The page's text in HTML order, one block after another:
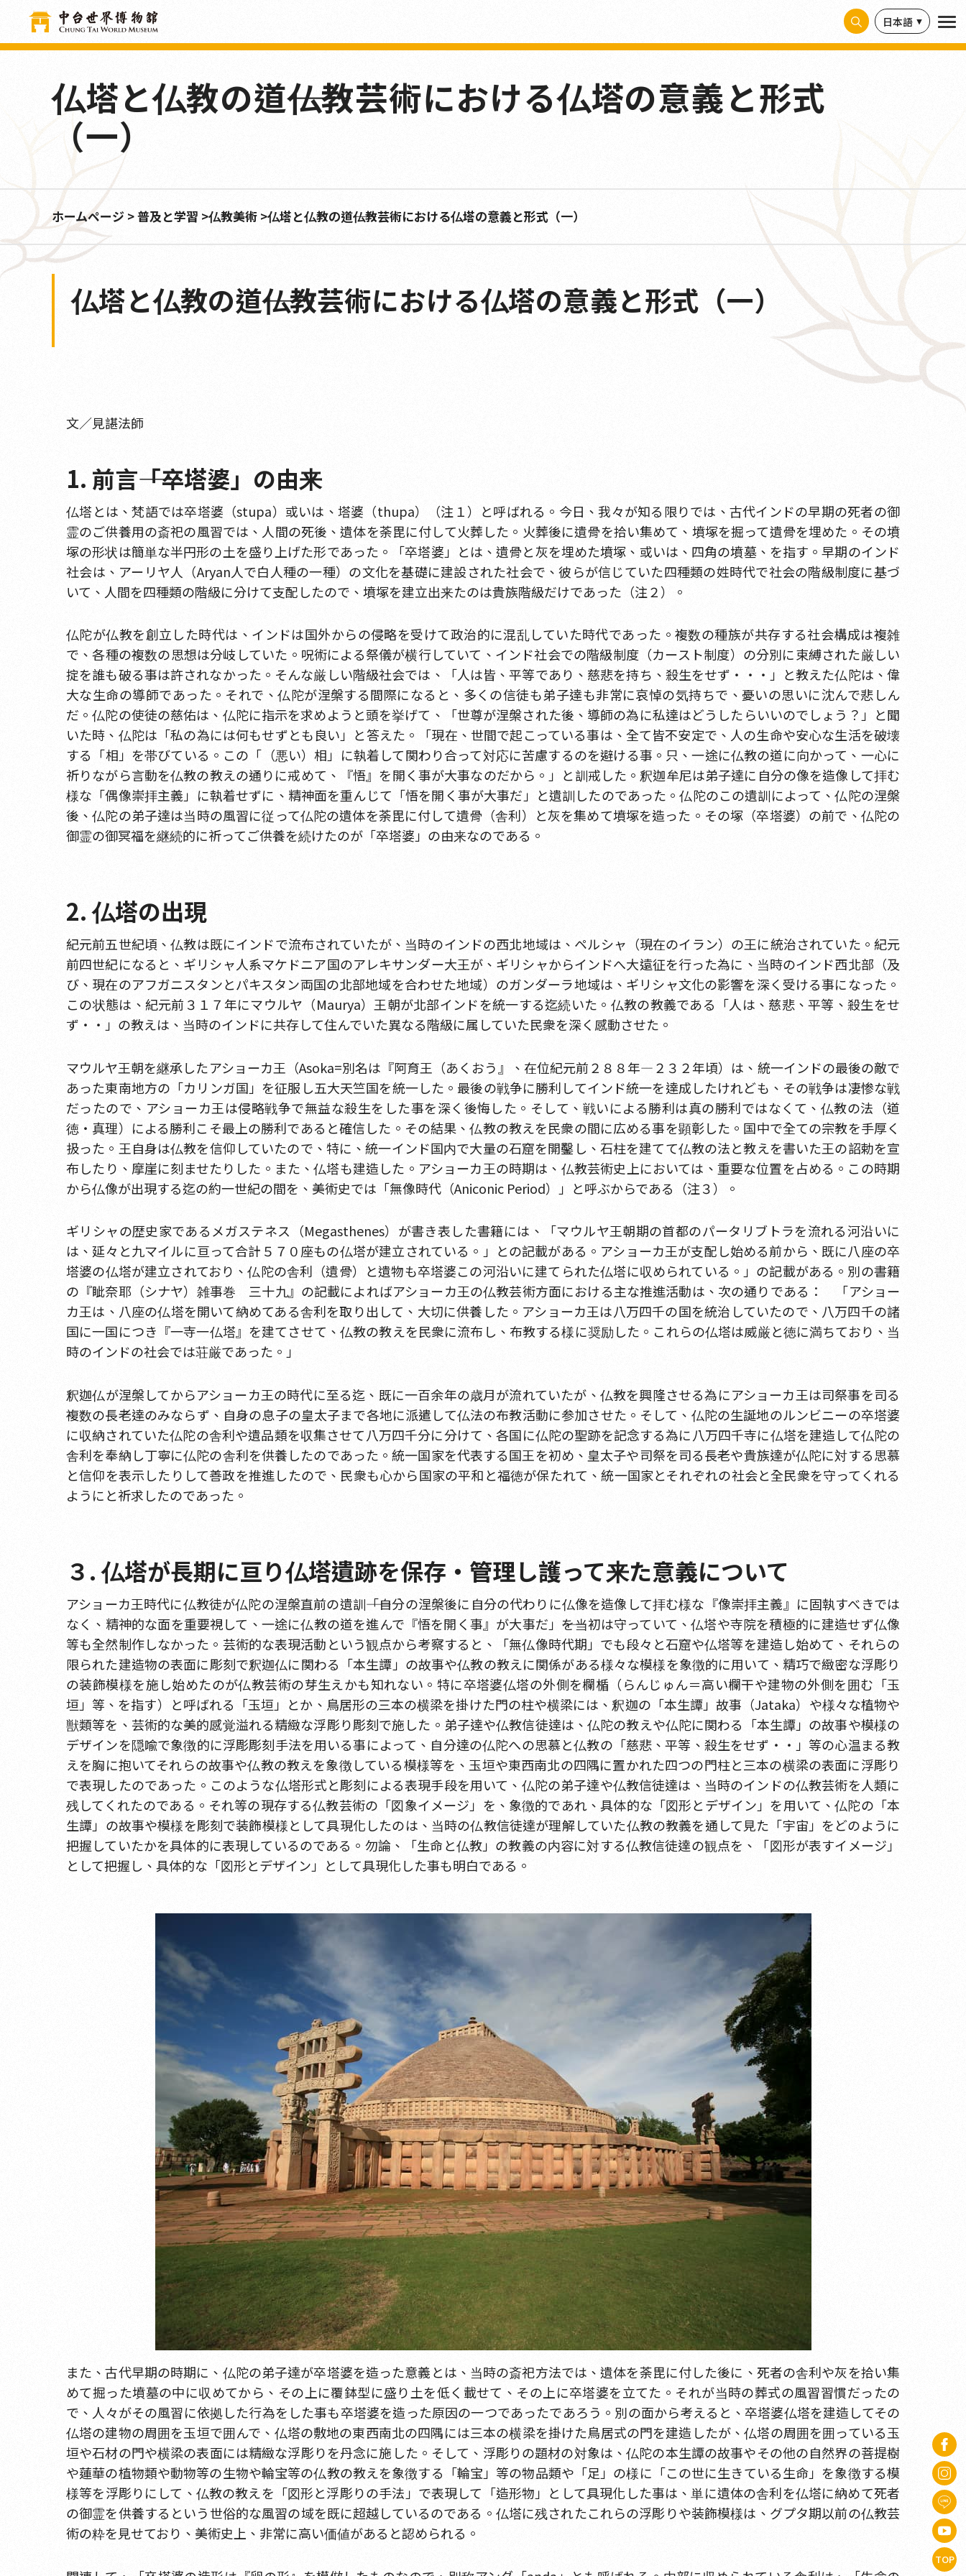
日本語
仏塔と仏教の道――仏教芸術における仏塔の意義と形式
（一）
ホームページ 普及と学習 仏教美術 仏塔と仏教の道――仏教芸術における仏塔の意義と形式（一）
仏塔と仏教の道――仏教芸術における仏塔の意義と形式（一）
文／見諶法師
1. 前言――「卒塔婆」の由来
仏塔とは、梵語では卒塔婆（stupa）或いは、塔婆（thupa）（注１）と呼ばれる。今日、我々が知る限りでは、古代インドの早期の死者の御
霊のご供養用の斎祀の風習では、人間の死後、遺体を荼毘に付して火葬した。火葬後に遺骨を拾い集めて、墳塚を掘って遺骨を埋めた。その墳
塚の形状は簡単な半円形の土を盛り上げた形であった。「卒塔婆」とは、遺骨と灰を埋めた墳塚、或いは、四角の墳墓、を指す。早期のインド
社会は、アーリヤ人（Aryan人で白人種の一種）の文化を基礎に建設された社会で、彼らが信じていた四種類の姓時代で社会の階級制度に基づ
いて、人間を四種類の階級に分けて支配したので、墳塚を建立出来たのは貴族階級だけであった（注２）。
仏陀が仏教を創立した時代は、インドは国外からの侵略を受けて政治的に混乱していた時代であった。複数の種族が共存する社会構成は複雑
で、各種の複数の思想は分岐していた。呪術による祭儀が横行していて、インド社会での階級制度（カースト制度）の分別に束縛された厳しい
掟を誰も破る事は許されなかった。そんな厳しい階級社会では、「人は皆、平等であり、慈悲を持ち、殺生をせず・・・」と教えた仏陀は、偉
大な生命の導師であった。それで、仏陀が涅槃する間際になると、多くの信徒も弟子達も非常に哀悼の気持ちで、憂いの思いに沈んで悲しん
だ。仏陀の使徒の慈佑は、仏陀に指示を求めようと頭を挙げて、「世尊が涅槃された後、導師の為に私達はどうしたらいいのでしょう？」と聞
いた時、仏陀は「私の為には何もせずとも良い」と答えた。「現在、世間で起こっている事は、全て皆不安定で、人の生命や安心な生活を破壊
する「相」を帯びている。この「（悪い）相」に執着して関わり合って対応に苦慮するのを避ける事。只、一途に仏教の道に向かって、一心に
祈りながら言動を仏教の教えの通りに戒めて、『悟』を開く事が大事なのだから。」と訓戒した。釈迦牟尼は弟子達に自分の像を造像して拝む
様な「偶像崇拝主義」に執着せずに、精神面を重んじて「悟を開く事が大事だ」と遺訓したのであった。仏陀のこの遺訓によって、仏陀の涅槃
後、仏陀の弟子達は当時の風習に従って仏陀の遺体を荼毘に付して遺骨（舎利）と灰を集めて墳塚を造った。その塚（卒塔婆）の前で、仏陀の
御霊の御冥福を継続的に祈ってご供養を続けたのが「卒塔婆」の由来なのである。
2. 仏塔の出現
紀元前五世紀頃、仏教は既にインドで流布されていたが、当時のインドの西北地域は、ペルシャ（現在のイラン）の王に統治されていた。紀元
前四世紀になると、ギリシャ人系マケドニア国のアレキサンダー大王が、ギリシャからインドへ大遠征を行った為に、当時のインド西北部（及
び、現在のアフガニスタンとパキスタン両国の北部地域を合わせた地域）のガンダーラ地域は、ギリシャ文化の影響を深く受ける事になった。
この状態は、紀元前３１７年にマウルヤ（Maurya）王朝が北部インドを統一する迄続いた。仏教の教義である「人は、慈悲、平等、殺生をせ
ず・・」の教えは、当時のインドに共存して住んでいた異なる階級に属していた民衆を深く感動させた。
マウルヤ王朝を継承したアショーカ王（Asoka=別名は『阿育王（あくおう』、在位紀元前２８８年―２３２年頃）は、統一インドの最後の敵で
あった東南地方の「カリンガ国」を征服し五大天竺国を統一した。最後の戦争に勝利してインド統一を達成したけれども、その戦争は凄惨な戦
だったので、アショーカ王は侵略戦争で無益な殺生をした事を深く後悔した。そして、戦いによる勝利は真の勝利ではなくて、仏教の法（道
徳・真理）による勝利こそ最上の勝利であると確信した。その結果、仏教の教えを民衆の間に広める事を顕彰した。国中で全ての宗教を手厚く
扱った。王自身は仏教を信仰していたので、特に、統一インド国内で大量の石窟を開鑿し、石柱を建てて仏教の法と教えを書いた王の詔勅を宣
布したり、摩崖に刻ませたりした。また、仏塔も建造した。アショーカ王の時期は、仏教芸術史上においては、重要な位置を占める。この時期
から仏像が出現する迄の約一世紀の間を、美術史では「無像時代（Aniconic Period）」と呼ぶからである（注３）。
ギリシャの歴史家であるメガステネス（Megasthenes）が書き表した書籍には、「マウルヤ王朝期の首都のパータリブトラを流れる河沿いに
は、延々と九マイルに亘って合計５７０座もの仏塔が建立されている。」との記載がある。アショーカ王が支配し始める前から、既に八座の卒
塔婆の仏塔が建立されており、仏陀の舎利（遺骨）と遺物も卒塔婆この河沿いに建てられた仏塔に収められている。」の記載がある。別の書籍
の『眦奈耶（シナヤ）雑事巻 三十九』の記載によればアショーカ王の仏教芸術方面における主な推進活動は、次の通りである： 「アショー
カ王は、八座の仏塔を開いて納めてある舎利を取り出して、大切に供養した。アショーカ王は八万四千の国を統治していたので、八万四千の諸
国に一国につき『一寺一仏塔』を建てさせて、仏教の教えを民衆に流布し、布教する様に奨励した。これらの仏塔は威厳と徳に満ちており、当
時のインドの社会では荘厳であった。」
釈迦仏が涅槃してからアショーカ王の時代に至る迄、既に一百余年の歳月が流れていたが、仏教を興隆させる為にアショーカ王は司祭事を司る
複数の長老達のみならず、自身の息子の皇太子まで各地に派遣して仏法の布教活動に参加させた。そして、仏陀の生誕地のルンビニーの卒塔婆
に収納されていた仏陀の舎利や遺品類を収集させて八万四千分に分けて、各国に仏陀の聖跡を記念する為に八万四千寺に仏塔を建造して仏陀の
舎利を奉納し丁寧に仏陀の舎利を供養したのであった。統一国家を代表する国王を初め、皇太子や司祭を司る長老や貴族達が仏陀に対する思慕
と信仰を表示したりして善政を推進したので、民衆も心から国家の平和と福徳が保たれて、統一国家とそれぞれの社会と全民衆を守ってくれる
ようにと祈求したのであった。
３. 仏塔が長期に亘り仏塔遺跡を保存・管理し護って来た意義について
アショーカ王時代に仏教徒が仏陀の涅槃直前の遺訓――「自分の涅槃後に自分の代わりに仏像を造像して拝む様な『像崇拝主義』に固執すべきでは
なく、精神的な面を重要視して、一途に仏教の道を進んで『悟を開く事』が大事だ」――を当初は守っていて、仏塔や寺院を積極的に建造せず仏像
等も全然制作しなかった。芸術的な表現活動という観点から考察すると、「無仏像時代期」でも段々と石窟や仏塔等を建造し始めて、それらの
限られた建造物の表面に彫刻で釈迦仏に関わる「本生譚」の故事や仏教の教えに関係がある様々な模様を象徴的に用いて、精巧で緻密な浮彫り
の装飾模様を施し始めたのが仏教芸術の芽生えかも知れない。特に卒塔婆仏塔の外側を欄楯（らんじゅん＝高い欄干や建物の外側を囲む「玉
垣」等、を指す）と呼ばれる「玉垣」とか、鳥居形の三本の横梁を掛けた門の柱や横梁には、釈迦の「本生譚」故事（Jataka）や様々な植物や
獣類等を、芸術的な美的感覚溢れる精緻な浮彫り彫刻で施した。弟子達や仏教信徒達は、仏陀の教えや仏陀に関わる「本生譚」の故事や模様の
デザインを隠喩で象徴的に浮彫彫刻手法を用いる事によって、自分達の仏陀への思慕と仏教の「慈悲、平等、殺生をせず・・」等の心温まる教
えを胸に抱いてそれらの故事や仏教の教えを象徴している模様等を、玉垣や東西南北の四隅に置かれた四つの門柱と三本の横梁の表面に浮彫り
で表現したのであった。このような仏塔形式と彫刻による表現手段を用いて、仏陀の弟子達や仏教信徒達は、当時のインドの仏教芸術を人類に
残してくれたのである。それ等の現存する仏教芸術の「図象イメージ」を、象徴的であれ、具体的な「図形とデザイン」を用いて、仏陀の「本
生譚」の故事や模様を彫刻で装飾模様として具現化したのは、当時の仏教信徒達が理解していた仏教の教義を通して見た「宇宙」をどのように
把握していたかを具体的に表現しているのである。勿論、「生命と仏教」の教義の内容に対する仏教信徒達の観点を、「図形が表すイメージ」
として把握し、具体的な「図形とデザイン」として具現化した事も明白である。
また、古代早期の時期に、仏陀の弟子達が卒塔婆を造った意義とは、当時の斎祀方法では、遺体を荼毘に付した後に、死者の舎利や灰を拾い集
めて掘った墳墓の中に収めてから、その上に覆鉢型に盛り土を低く載せて、その上に卒塔婆を立てた。それが当時の葬式の風習習慣だったの
で、人々がその風習に依拠した行為をした事も卒塔婆を造った原因の一つであったであろう。別の面から考えると、卒塔婆仏塔を建造してその
仏塔の建物の周囲を玉垣で囲んで、仏塔の敷地の東西南北の四隅には三本の横梁を掛けた鳥居式の門を建造したが、仏塔の周囲を囲っている玉
垣や石材の門や横梁の表面には精緻な浮彫りを丹念に施した。そして、浮彫りの題材の対象は、仏陀の本生譚の故事やその他の自然界の菩提樹
や蓮華の植物類や動物等の生物や輪宝等の仏教の教えを象徴する「輪宝」等の物品類や「足」の様に「この世に生きている生命」を象徴する模
様等を浮彫りにして、仏教の教えを「図形と浮彫りの手法」で表現して「造形物」として具現化した事は、単に遺体の舎利を仏塔に納めて死者
の御霊を供養するという世俗的な風習の域を既に超越しているのである。仏塔に残されたこれらの浮彫りや装飾模様は、グプタ期以前の仏教芸
術の粋を見せており、美術史上、非常に高い価値があると認められる。
TOP
クッキー利用の管理について